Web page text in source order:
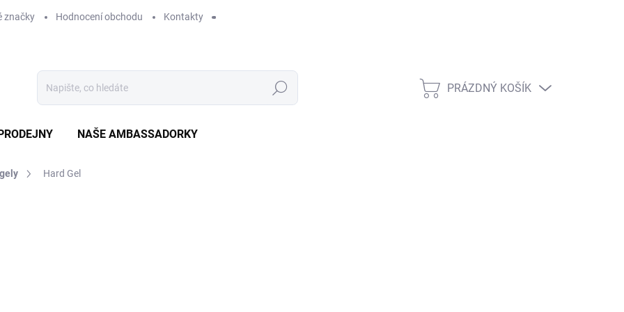
značky Hodnocení obchodu Kontakty
Hledat NÁKUPNÍ KOŠÍK
PRÁZDNÝ KOŠÍK
NAŠE AMBASSADORKY
Hard Gel